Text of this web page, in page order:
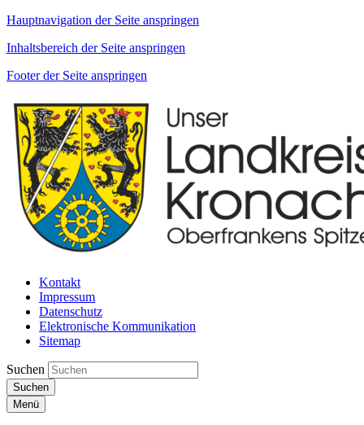
Hauptnavigation der Seite anspringen
Inhaltsbereich der Seite anspringen
Footer der Seite anspringen
Kontakt
Impressum
Datenschutz
Elektronische Kommunikation
Sitemap
Suchen
Suchen
Menü